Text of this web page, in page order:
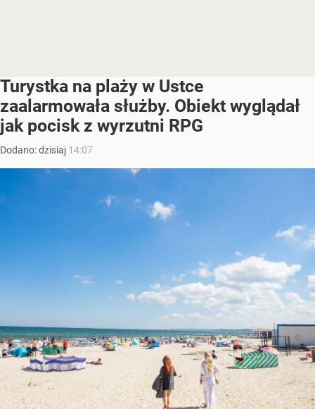
Turystka na plaży w Ustce
zaalarmowała służby. Obiekt wyglądał
jak pocisk z wyrzutni RPG
Dodano:dzisiaj 14:07